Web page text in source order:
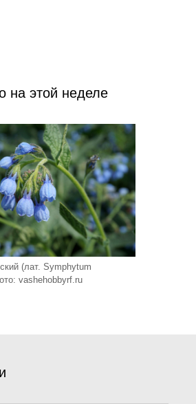
на этой неделе
(лат. Symphytum
vashehobbyrf.ru